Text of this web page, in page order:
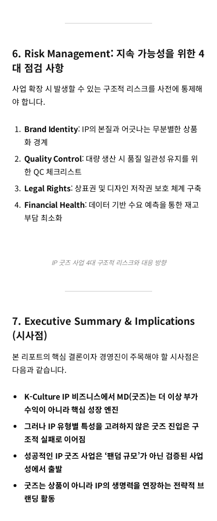
6. Risk Management: 지속 가능성을 위한 4
대 점검 사항
사업 확장 시 발생할 수 있는 구조적 리스크를 사전에 통제해
야 합니다.
Brand Identity: IP의 본질과 어긋나는 무분별한 상품
화 경계
Quality Control: 대량 생산 시 품질 일관성 유지를 위
한 QC 체크리스트
Legal Rights: 상표권 및 디자인 저작권 보호 체계 구축
Financial Health: 데이터 기반 수요 예측을 통한 재고
부담 최소화
IP 굿즈 사업 4대 구조적 리스크와 대응 방향
7. Executive Summary & Implications
(시사점)
본 리포트의 핵심 결론이자 경영진이 주목해야 할 시사점은
다음과 같습니다.
K-Culture IP 비즈니스에서 MD(굿즈)는 더 이상 부가
수익이 아니라 핵심 성장 엔진
그러나 IP 유형별 특성을 고려하지 않은 굿즈 진입은 구
조적 실패로 이어짐
성공적인 IP 굿즈 사업은 ‘팬덤 규모’가 아닌 검증된 사업
성에서 출발
굿즈는 상품이 아니라 IP의 생명력을 연장하는 전략적 브
랜딩 활동